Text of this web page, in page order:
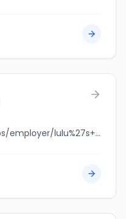
jobbank.gc.ca/browsejobs/employer/lulu%27s+pasta+bar/ca